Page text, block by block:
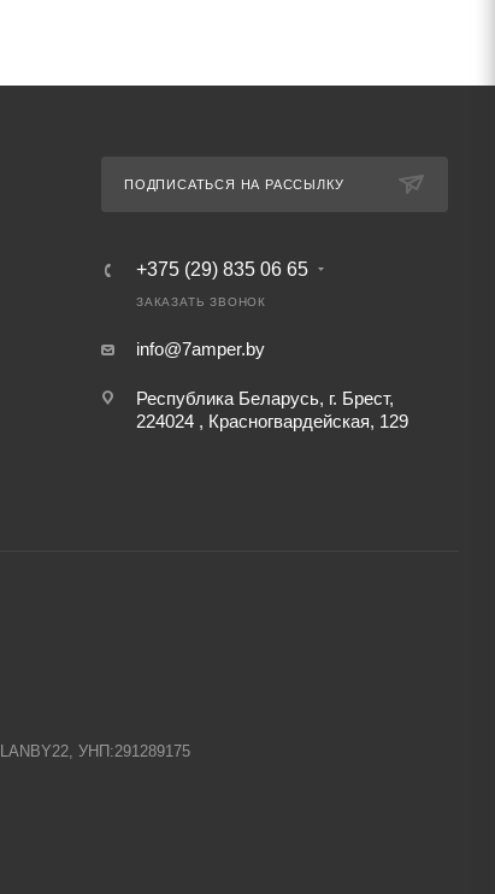
ПОДПИСАТЬСЯ НА РАССЫЛКУ
+375 (29) 835 06 65
ЗАКАЗАТЬ ЗВОНОК
info@7amper.by
Республика Беларусь, г. Брест,
224024 , Красногвардейская, 129
УНП:291289175